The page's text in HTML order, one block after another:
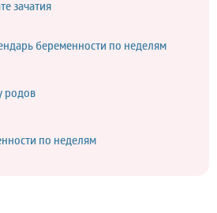
зачатия
беременности по неделям
родов
по неделям